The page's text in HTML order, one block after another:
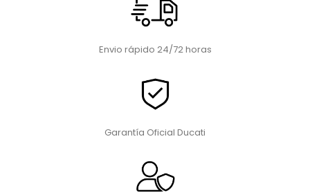
Envio rápido 24/72 horas
Garantía Oficial Ducati